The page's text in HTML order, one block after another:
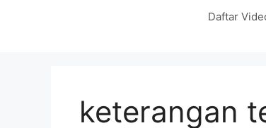
Daftar
keterangan